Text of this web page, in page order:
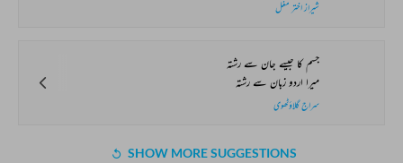
شیراز اختر مغل
جسم کا جیسے جان سے رشتہ
میرا اردو زبان سے رشتہ
سراج گلاؤٹھوی
SHOW MORE SUGGESTIONS